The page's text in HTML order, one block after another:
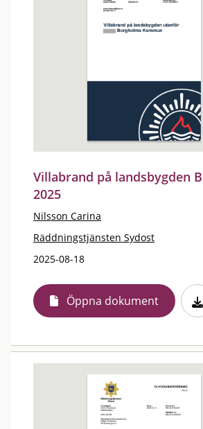
Villabrand på landsbygden
2025
Nilsson Carina
Räddningstjänsten Sydost
2025-08-18
Öppna dokument